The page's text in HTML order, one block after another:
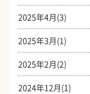
2025年4月(3)
2025年3月(1)
2025年2月(2)
2024年12月(1)